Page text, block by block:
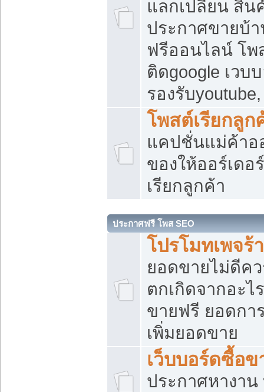
แลกเปลี่ยน สิน
ประกาศขายบ้
ฟรีออนไลน์ โพ
ติดgoogle เวบ
รองรับ
โพสต์เรียกลูก
แคปชั่นแม่ค้าอ
ของให้ออร์เดอ
เรียกลูกค้า
ประกาศฟรี โพส SEO
โปรโมทเพจร้
ยอดขายไม่ดีค
ตกเกิดจากอะไ
ขายฟรี ยอดกา
เพิ่มยอดขาย
เว็บบอร์ดซื้อข
ประกาศหางาน